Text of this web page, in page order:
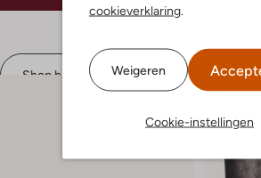
cookieverklaring.
Weigeren
Cookie-instellingen
Shop hier